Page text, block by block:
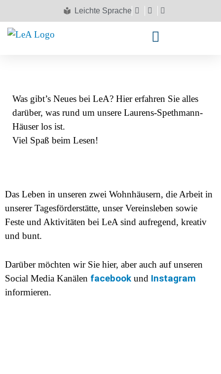
Leichte Sprache
Was gibt’s Neues bei LeA? Hier erfahren Sie alles
darüber, was rund um unsere Laurens-Spethmann-
Häuser los ist.
Viel Spaß beim Lesen!
Das Leben in unseren zwei Wohnhäusern, die Arbeit in
unserer Tagesförderstätte, unser Vereinsleben sowie
Feste und Aktivitäten bei LeA sind aufregend, kreativ
und bunt.
Darüber möchten wir Sie hier, aber auch auf unseren
Social Media Kanälen facebook und Instagram
informieren.